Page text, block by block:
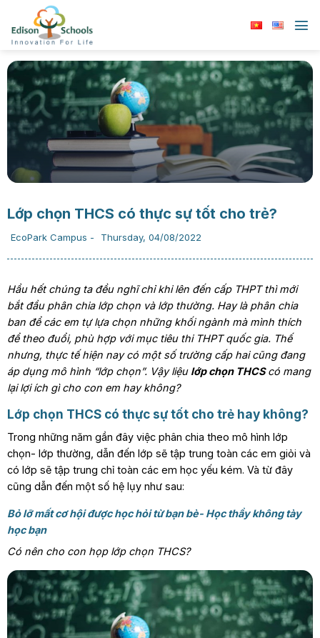
nội
Lớp chọn THCS có thực sự tốt cho trẻ?
EcoPark Campus - Thursday, 04/08/2022
Hầu hết chúng ta đều nghĩ chỉ khi lên đến cấp THPT thì mới
bắt đầu phân chia lớp chọn và lớp thường. Hay là phân chia
ban để các em tự lựa chọn những khối ngành mà mình thích
để theo đuổi, phù hợp với mục tiêu thi THPT quốc gia. Thế
nhưng, thực tế hiện nay có một số trường cấp hai cũng đang
áp dụng mô hình “lớp chọn”. Vậy liệu lớp chọn THCScó mang
lại lợi ích gì cho con em hay không?
Lớp chọn THCS có thực sự tốt cho trẻ hay không?
Trong những năm gần đây việc phân chia theo mô hình lớp
chọn- lớp thường, dẫn đến lớp sẽ tập trung toàn các em giỏi và
có lớp sẽ tập trung chỉ toàn các em học yếu kém. Và từ đây
cũng dẫn đến một số hệ lụy như sau:
Bỏ lỡ mất cơ hội được học hỏi từ bạn bè- Học thầy không tày
học bạn
Có nên cho con họp lớp chọn THCS?